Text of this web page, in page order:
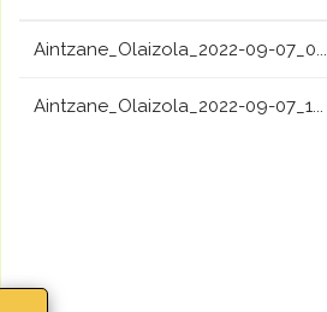
Aintzane_Olaizola_2022-09-07_0...
Aintzane_Olaizola_2022-09-07_1...